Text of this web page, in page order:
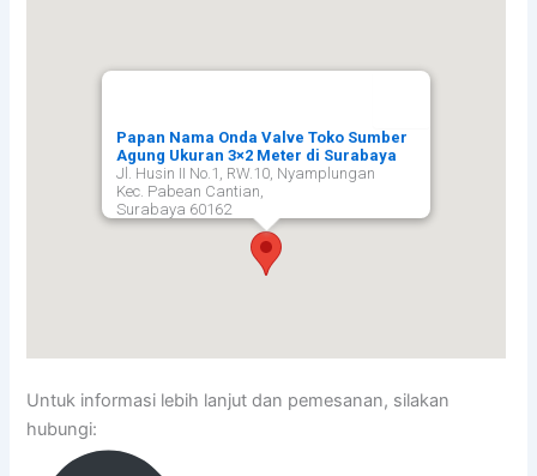
Papan Nama Onda Valve Toko Sumber
Agung Ukuran 3×2 Meter di Surabaya
Jl. Husin II No.1, RW.10, Nyamplungan
Kec. Pabean Cantian,
Surabaya 60162
Untuk informasi lebih lanjut dan pemesanan, silakan
hubungi: